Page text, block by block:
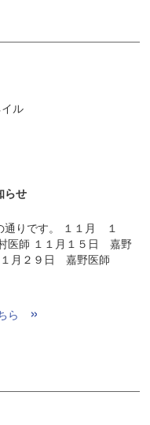
らせ
通りです。 １１月 １
師 １１月１５日 嘉野
月２９日 嘉野医師
ら »